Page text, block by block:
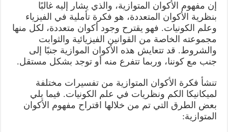
إن مفهوم الأكوان المتوازية، والذي يشار إليه غالبًا
بنظرية الأكوان المتعددة، هو فكرة تأملية في الفيزياء
وعلم الكونيات. فهو يقترح وجود أكوان متعددة، لكل منها
مجموعته الخاصة من القوانين الفيزيائية والثوابت
والشروط. قد تتعايش هذه الأكوان الموازية جنبًا إلى
جنب مع كوننا، وربما تتفرع منه أو توجد بشكل مستقل.
تنشأ فكرة الأكوان المتوازية من تفسيرات مختلفة
لميكانيكا الكم ونظريات في علم الكونيات. فيما يلي
بعض الطرق التي تم من خلالها اقتراح مفهوم الأكوان
المتوازية: